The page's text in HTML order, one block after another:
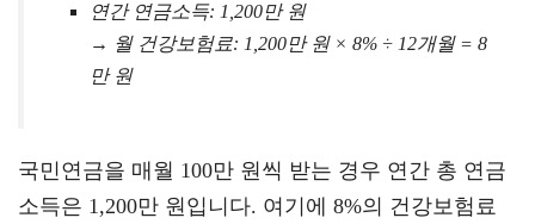
연간 연금소득: 1,200만 원
→ 월 건강보험료: 1,200만 원 × 8% ÷ 12개월 = 8
만 원
국민연금을 매월 100만 원씩 받는 경우 연간 총 연금
소득은 1,200만 원입니다. 여기에 8%의 건강보험료